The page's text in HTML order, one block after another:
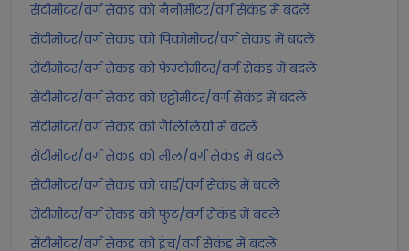
सेंटीमीटर/वर्ग सेकंड को नैनोमीटर/वर्ग सेकंड में बदलें
सेंटीमीटर/वर्ग सेकंड को पिकोमीटर/वर्ग सेकंड में बदलें
सेंटीमीटर/वर्ग सेकंड को फेम्टोमीटर/वर्ग सेकंड में बदलें
सेंटीमीटर/वर्ग सेकंड को एट्टोमीटर/वर्ग सेकंड में बदलें
सेंटीमीटर/वर्ग सेकंड को गैलिलियो में बदलें
सेंटीमीटर/वर्ग सेकंड को मील/वर्ग सेकंड में बदलें
सेंटीमीटर/वर्ग सेकंड को यार्ड/वर्ग सेकंड में बदलें
सेंटीमीटर/वर्ग सेकंड को फुट/वर्ग सेकंड में बदलें
सेंटीमीटर/वर्ग सेकंड को इंच/वर्ग सेकंड में बदलें